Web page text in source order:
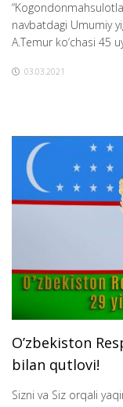
navbatdagi Umumiy
A.Temur ko‘chasi 45
03.03.2021
O’zbekiston
bilan qutlovi!
Sizni va Siz orqali